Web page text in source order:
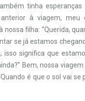
tinha
à viagem, meu
filha: “Querida,
se já estamos
isso significa que
Bem, nossa
é que o sol vai se